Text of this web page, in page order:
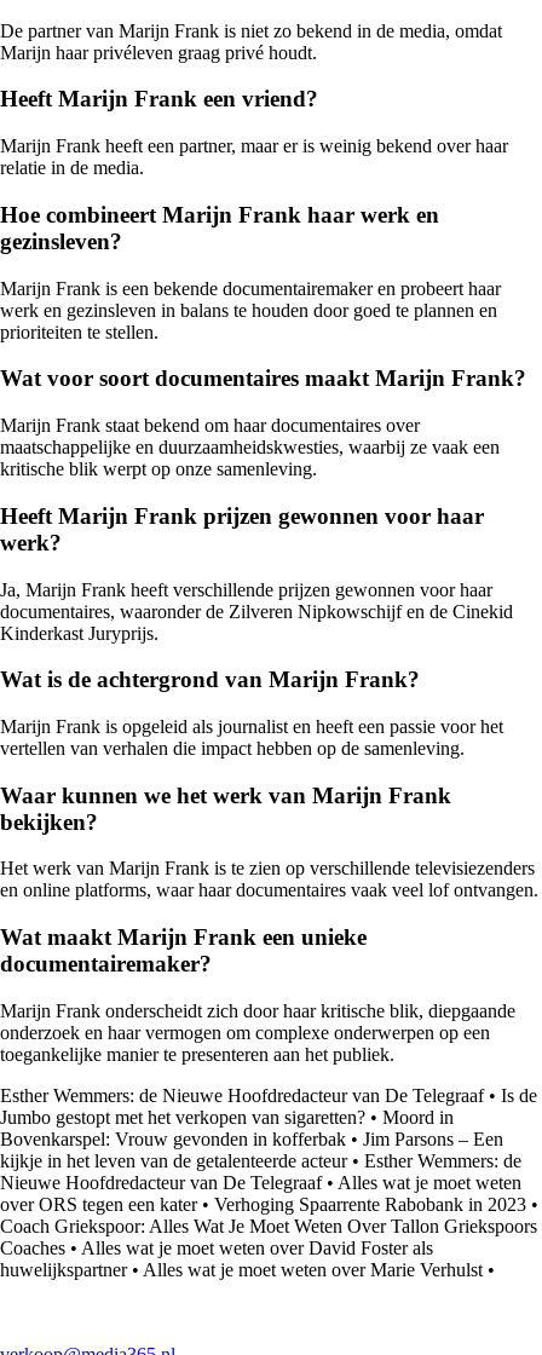
De partner van Marijn Frank is niet zo bekend in de media, omdat
Marijn haar privéleven graag privé houdt.
Heeft Marijn Frank een vriend?
Marijn Frank heeft een partner, maar er is weinig bekend over haar
relatie in de media.
Hoe combineert Marijn Frank haar werk en
gezinsleven?
Marijn Frank is een bekende documentairemaker en probeert haar
werk en gezinsleven in balans te houden door goed te plannen en
prioriteiten te stellen.
Wat voor soort documentaires maakt Marijn Frank?
Marijn Frank staat bekend om haar documentaires over
maatschappelijke en duurzaamheidskwesties, waarbij ze vaak een
kritische blik werpt op onze samenleving.
Heeft Marijn Frank prijzen gewonnen voor haar
werk?
Ja, Marijn Frank heeft verschillende prijzen gewonnen voor haar
documentaires, waaronder de Zilveren Nipkowschijf en de Cinekid
Kinderkast Juryprijs.
Wat is de achtergrond van Marijn Frank?
Marijn Frank is opgeleid als journalist en heeft een passie voor het
vertellen van verhalen die impact hebben op de samenleving.
Waar kunnen we het werk van Marijn Frank
bekijken?
Het werk van Marijn Frank is te zien op verschillende televisiezenders
en online platforms, waar haar documentaires vaak veel lof ontvangen.
Wat maakt Marijn Frank een unieke
documentairemaker?
Marijn Frank onderscheidt zich door haar kritische blik, diepgaande
onderzoek en haar vermogen om complexe onderwerpen op een
toegankelijke manier te presenteren aan het publiek.
Esther Wemmers: de Nieuwe Hoofdredacteur van De Telegraaf• Is de
Jumbo gestopt met het verkopen van sigaretten? • Moord in
Bovenkarspel: Vrouw gevonden in kofferbak • Jim Parsons – Een
kijkje in het leven van de getalenteerde acteur• Esther Wemmers: de
Nieuwe Hoofdredacteur van De Telegraaf• Alles wat je moet weten
over ORS tegen een kater• Verhoging Spaarrente Rabobank in 2023 •
Coach Griekspoor: Alles Wat Je Moet Weten Over Tallon Griekspoors
Coaches • Alles wat je moet weten over David Foster als
huwelijkspartner• Alles wat je moet weten over Marie Verhulst •